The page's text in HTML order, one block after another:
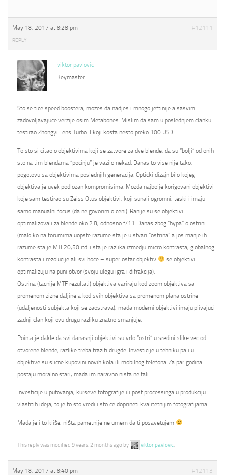
May 18, 2017 at 8:28 pm #12111
REPLY
viktor pavlovic
Keymaster
Sto se tice speed boostera, mozes da nadjes i mnogo jeftinije a sasvim
zadovoljavajuce verzije osim Metabones. Mislim da sam u poslednjem clanku
testirao Zhongyi Lens Turbo II koji kosta nesto preko 100 USD.
To sto si citao o objektivima koji se zatvore za dve blende, da su “bolji” od onih
sto na tim blendama “pocinju” je vazilo nekad. Danas to vise nije tako,
pogotovu sa objektivima poslednjih generacija. Opticki dizajn bilo kojeg
objektiva je uvek podlozan kompromisima. Mozda najbolje korigovani objektivi
koje sam testirao su Zeiss Otus objektivi, koji sunali ogromni, teski i imaju
samo manualni focus (da ne govorim o ceni). Ranije su se objektivi
optimalizovali za blende oko 2.8, odnosno f/11. Danas zbog “hypa” o ostrini
(malo ko na forumima uopste razume sta je u stvari “ostrina” a jos manje ih
razume sta je MTF20,50 itd. i sta je razlika izmedju micro kontrasta, globalnog
kontrasta i rezolucije ali svi hoce – super ostar objektiv
se objektivi
optimalizuju na puni otvor (svoju ulogu igra i difrakcija).
Ostrina (tacnije MTF rezultati) objektiva variraju kod zoom objektiva sa
promenom zizne daljine a kod svih objektiva sa promenom plana ostrine
(udaljenosti subjekta koji se zaostrava), mada moderni objektivi imaju plivajuci
zadnji clan koji ovu drugu razliku znatno smanjuje.
Pointa je dakle da svi danasnji objektivi su vrlo “ostri” u sredini slike vec od
otvorene blende, razlike treba traziti drugde. Investicije u tehniku pa i u
objektive su slicne kupovini novih kola ili mobilnog telefona. Za par godina
postaju moralno stari, mada im naravno nista ne fali.
Investicije u putovanja, kurseve fotografije ili post processinga u produkciju
vlastitih ideja, to je to sto vredi i sto ce doprineti kvalitetnijim fotografijama.
Mada je i to kliše, ništa pametnije ne umem da ti posavetujem
This reply was modified 9 years, 2 months ago by viktor pavlovic.
May 18, 2017 at 8:40 pm #12113